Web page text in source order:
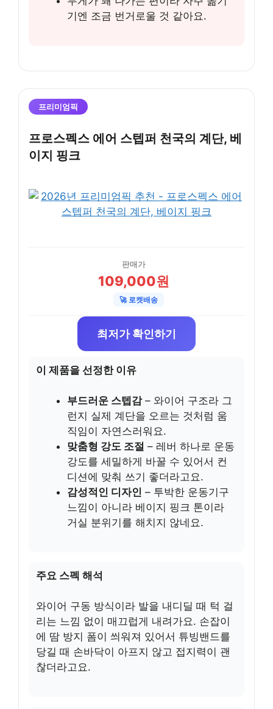
기엔 조금 번거로울 것 같아요.
프리미엄픽
프로스펙스 에어 스텝퍼 천국의 계단, 베
이지 핑크
판매가
109,000원
🚀 로켓배송
최저가 확인하기
이 제품을 선정한 이유
부드러운 스텝감– 와이어 구조라 그
런지 실제 계단을 오르는 것처럼 움
직임이 자연스러워요.
맞춤형 강도 조절 – 레버 하나로 운동
강도를 세밀하게 바꿀 수 있어서 컨
디션에 맞춰 쓰기 좋더라고요.
감성적인 디자인 – 투박한 운동기구
느낌이 아니라 베이지 핑크 톤이라
거실 분위기를 해치지 않네요.
주요 스펙 해석
와이어 구동 방식이라 발을 내디딜 때 턱 걸
리는 느낌 없이 매끄럽게 내려가요. 손잡이
에 땀 방지 폼이 씌워져 있어서 튜빙밴드를
당길 때 손바닥이 아프지 않고 접지력이 괜
찮더라고요.